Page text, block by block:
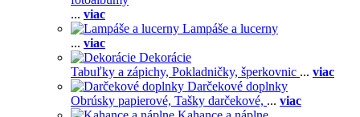
... viac
Lampáše a lucerny
... viac
Dekorácie
Tabuľky a zápichy, Pokladničky, šperkovnic ... viac
Darčekové doplnky
Obrúsky papierové, Tašky darčekové, ... viac